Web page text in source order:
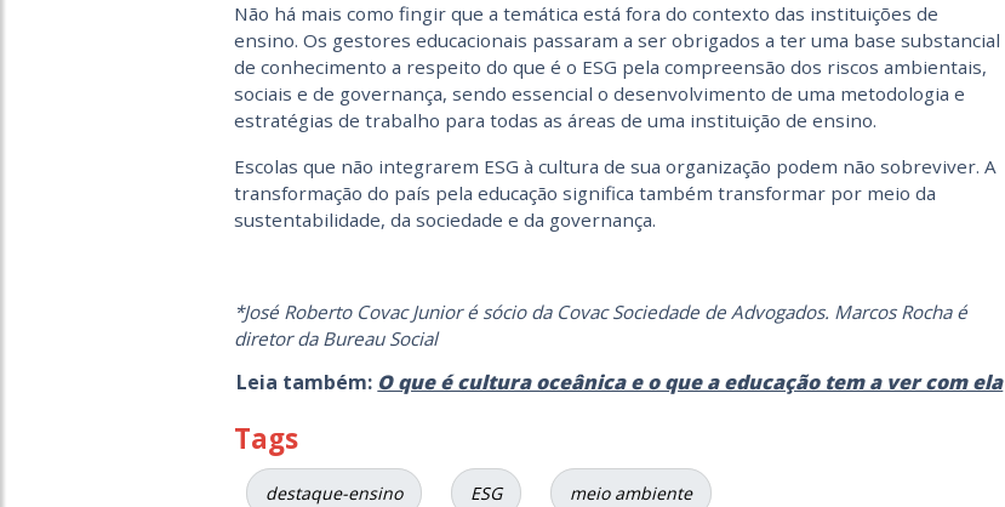
Não há mais como fingir que a temática está fora do contexto das instituições de
ensino. Os gestores educacionais passaram a ser obrigados a ter uma base substancial
de conhecimento a respeito do que é o ESG pela compreensão dos riscos ambientais,
sociais e de governança, sendo essencial o desenvolvimento de uma metodologia e
estratégias de trabalho para todas as áreas de uma instituição de ensino.
Escolas que não integrarem ESG à cultura de sua organização podem não sobreviver. A
transformação do país pela educação significa também transformar por meio da
sustentabilidade, da sociedade e da governança.
*José Roberto Covac Junior é sócio da Covac Sociedade de Advogados. Marcos Rocha é
diretor da Bureau Social
Leia também: O que é cultura oceânica e o que a educação tem a ver com ela
Tags
destaque-ensino ESG meio ambiente